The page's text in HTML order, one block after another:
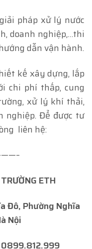
pháp xử lý nước
doanh nghiệp,…thi
dẫn vận hành.
kế xây dựng, lắp
chi phí thấp, cung
xử lý khí thải,
nghiệp. Để được tư
liên hệ:
ETH
Đô, Phường Nghĩa
Nội